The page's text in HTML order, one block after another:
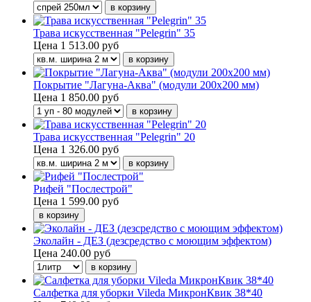
Трава искусственная "Pelegrin" 35
Цена 1 513.00 руб
Покрытие "Лагуна-Аква" (модули 200х200 мм)
Цена 1 850.00 руб
Трава искусственная "Pelegrin" 20
Цена 1 326.00 руб
Рифей "Послестрой"
Цена 1 599.00 руб
Эколайн - ДЕЗ (дезсредство с моющим эффектом)
Цена 240.00 руб
Салфетка для уборки Vileda МикронКвик 38*40